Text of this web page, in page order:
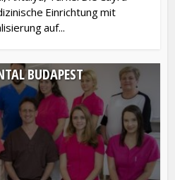
Einrichtung mit
auf...
BUDAPEST